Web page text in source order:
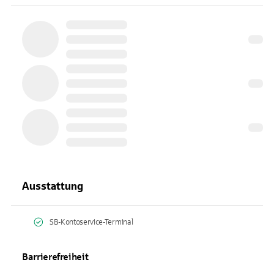
Ausstattung
SB-Kontoservice-Terminal
Barrierefreiheit